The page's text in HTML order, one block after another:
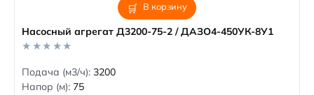
В корзину
Насосный агрегат Д3200-75-2 / ДАЗО4-450УК-8У1
0
o
u
Подача (м3/ч): 3200
Напор (м): 75